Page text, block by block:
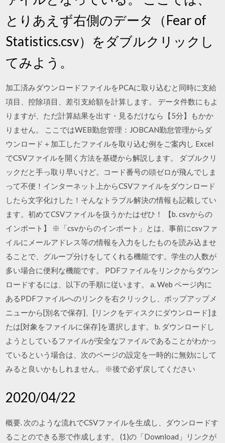
とりあえず右側のデータ（Fear of
Statistics.csv）をダブルクリックし
てみよう。
加工済みダウンロードファイルをPCAに取り込むと同時に支給
項目、控除項目、差引支給額を計算します。 データ件数にもよ
りますが、ただ計算結果を出す・見るだけなら【5分】もかか
りません。 ここではWEB勤怠管理：JOBCAN勤怠管理からダ
ウンロード＋加工したファイルを取り込む例をご案内し Excel
でCSVファイルを開く方法を基礎から解説します。 ダブルクリ
ックだと手っ取り早いけど。コード番号の頭ゼロが飛んでしま
って不便！インターネット上からCSVファイルをダウンロード
したら文字化けした！そんなトラブル解決の情報も記載してい
ます。初めてCSVファイルを扱うかたはぜひ！ 【b. csvからの
インポート】 ※「csvからのインポート」とは、事前にcsvファ
イルにメールアドレス等の情報を入力をしたものを読み込ませ
ることで、グループ分けをしてくれる機能です。学生の人数が
多い場合に便利な機能です。 PDFファイルをリンクからダウン
ロードするには、以下の手順に従います。 a. Web ページ内に
あるPDFファイルへのリンクを右クリックし、ポップアップメ
ニューから[別名で保存]、[リンクをディスクにダウンロード]ま
たは[対象をファイルに保存]を選択します。 b. ダウンロードし
ようとしているファイルが安全なファイルであることがわかっ
ているという場合は、次のページの設定を一時的に無効にして
みると良いかもしれません。 ※後で必ず戻してください
2020/04/22
概要. 次のような流れでCSVファイルを生成し、ダウンロードす
ることのできる形で作成します。 (1)の「Download」リンクが